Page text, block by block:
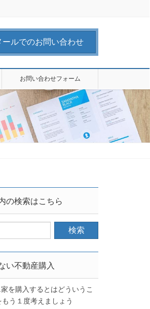
ールでのお問い合わせ
お問い合わせフォーム
の検索はこちら
い不動産購入
を購入するとはどういうこ
もう１度考えましょう